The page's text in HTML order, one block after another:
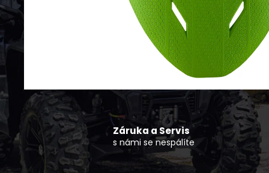
Záruka a Servis
s námi se nespálíte
KRYTKA DISKU NÍZKÁ CFMOTO 4KS